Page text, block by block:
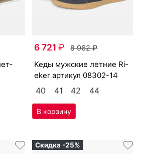
6 721₽ 8 962₽
ке­ды мужс­кие лет­ние Ri­
eker артикул 08302-14
40 41 42 44
Скидка -25%